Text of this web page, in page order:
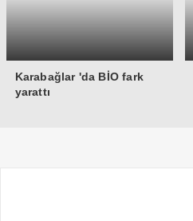
Karabağlar 'da BİO fark
yarattı